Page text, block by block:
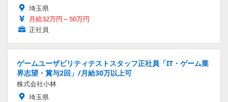
埼玉県
月給32万円～50万円
正社員
ゲームユーザビリティテストスタッフ正社員「IT・ゲーム業
界志望・賞与2回」/月給30万以上可
株式会社小林
埼玉県